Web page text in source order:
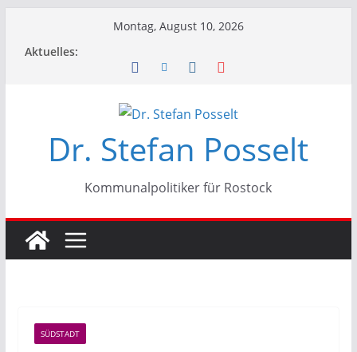
Montag, August 10, 2026
Aktuelles:
Dr. Stefan Posselt
Kommunalpolitiker für Rostock
SÜDSTADT